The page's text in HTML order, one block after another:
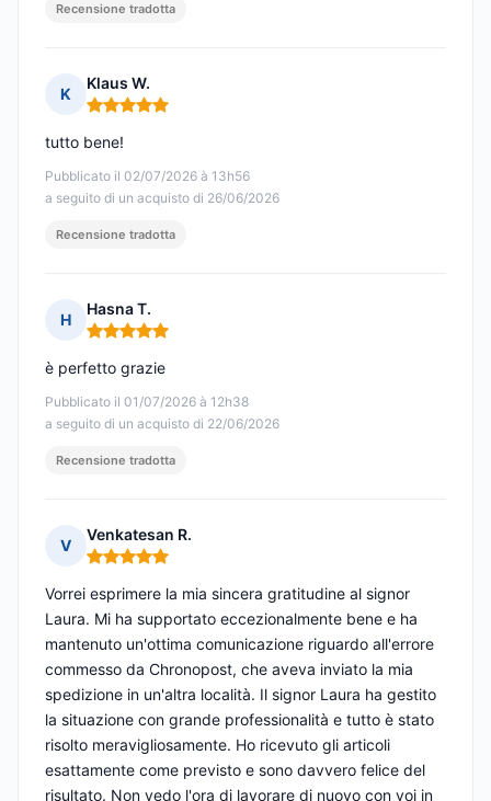
Recensione tradotta
K
Klaus W.
Nota: 5 su 5
Pubblicato il 02/07/2026 à 13h56
a seguito di un acquisto di 26/06/2026
tutto bene!
Recensione tradotta
H
Hasna T.
Nota: 5 su 5
Pubblicato il 01/07/2026 à 12h38
a seguito di un acquisto di 22/06/2026
è perfetto grazie
Recensione tradotta
V
Venkatesan R.
Nota: 5 su 5
Vorrei esprimere la mia sincera gratitudine al signor
Laura. Mi ha supportato eccezionalmente bene e ha
mantenuto un'ottima comunicazione riguardo all'errore
commesso da Chronopost, che aveva inviato la mia
spedizione in un'altra località. Il signor Laura ha gestito
la situazione con grande professionalità e tutto è stato
risolto meravigliosamente. Ho ricevuto gli articoli
esattamente come previsto e sono davvero felice del
risultato. Non vedo l'ora di lavorare di nuovo con voi in